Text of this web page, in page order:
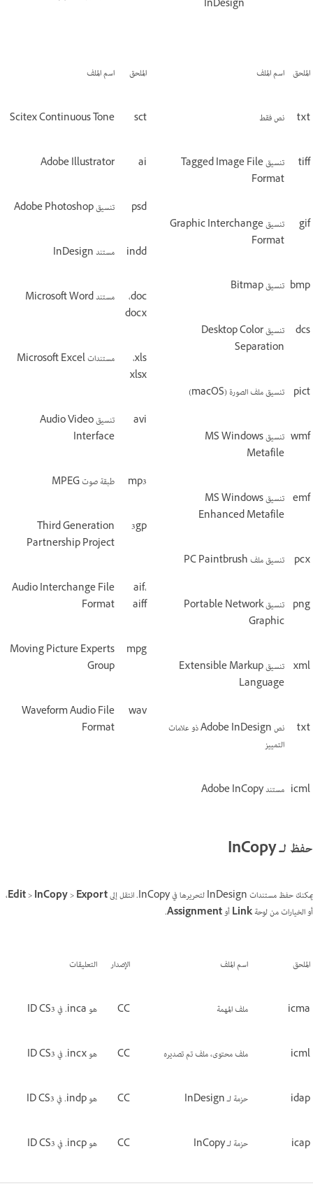
InDesign
الملحق اسم الملف
txt نص فقط
tiff
تنسيق Tagged Image File
Format
gif
تنسيق Graphic Interchange
Format
bmp تنسيق Bitmap
dcs
تنسيق Desktop Color
Separation
pict تنسيق ملف الصورة (macOS)
wmf
تنسيق MS Windows
Metafile
emf
تنسيق MS Windows
Enhanced Metafile
pcx تنسيق ملف PC Paintbrush
png
تنسيق Portable Network
Graphic
xml
تنسيق Extensible Markup
Language
txt
نص Adobe InDesign ذو علامات
التمييز
icml مستند Adobe InCopy
الملحق اسم الملف
sct
Scitex Continuous Tone
ai
Adobe Illustrator
psd تنسيق Adobe Photoshop
indd مستند InDesign
doc،‏
docx
مستند Microsoft Word
xls،‏
xlsx
مستندات Microsoft Excel
avi
تنسيق Audio Video
Interface
mp3 طبقة صوت MPEG
3gp
Third Generation
Partnership Project
aif،
aiff
Audio Interchange File
Format
mpg
Moving Picture Experts
Group
wav
Waveform Audio File
Format
حفظ لـ InCopy
يمكنك حفظ مستندات InDesign لتحريرها في InCopy. انتقل إلى Edit>InCopy>Export
،
أو الخيارات من لوحةLinkأوAssignment
.
الملحق اسم الملف الإصدار التعليقات
icma ملف المهمة CC هو ‎.inca في ID CS3
icml ملف محتوى، ملف تم تصديره CC هو ‎.incx في ID CS3
idap حزمة لـ InDesign CC هو ‎.indp في ID CS3
icap حزمة لـ InCopy CC هو ‎.incp في ID CS3